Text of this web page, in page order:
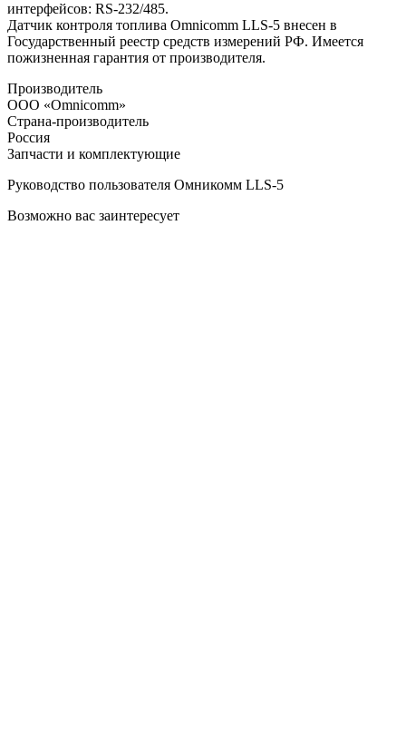
интерфейсов: RS-232/485.
Датчик контроля топлива Omnicomm LLS-5 внесен в
Государственный реестр средств измерений РФ. Имеется
пожизненная гарантия от производителя.
Производитель
ООО «Omnicomm»
Страна-производитель
Россия
Запчасти и комплектующие
Руководство пользователя Омникомм LLS-5
Возможно вас заинтересует